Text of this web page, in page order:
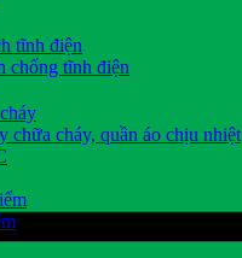
tĩnh điện
chống tĩnh điện
chữa cháy, quần áo chịu nhiệt